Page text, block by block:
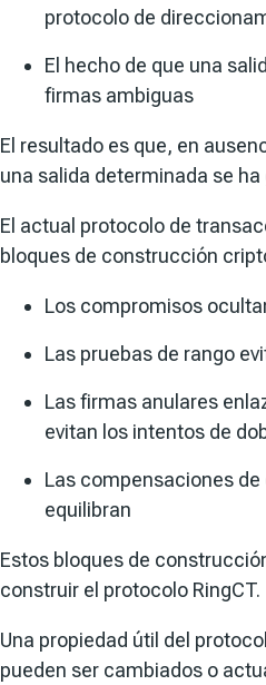
protocolo de
El hecho de que una
firmas ambiguas
El resultado es que, en
una salida determinada se
El actual protocolo de
bloques de construcción
Los compromisos
Las pruebas de rango
Las firmas anulares
evitan los intentos de
Las compensaciones
equilibran
Estos bloques de
construir el protocolo RingCT.
Una propiedad útil del
pueden ser cambiados o